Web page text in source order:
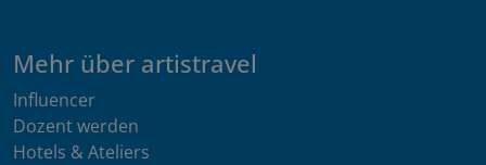
Mehr über artistravel
Influencer
Dozent werden
Hotels & Ateliers